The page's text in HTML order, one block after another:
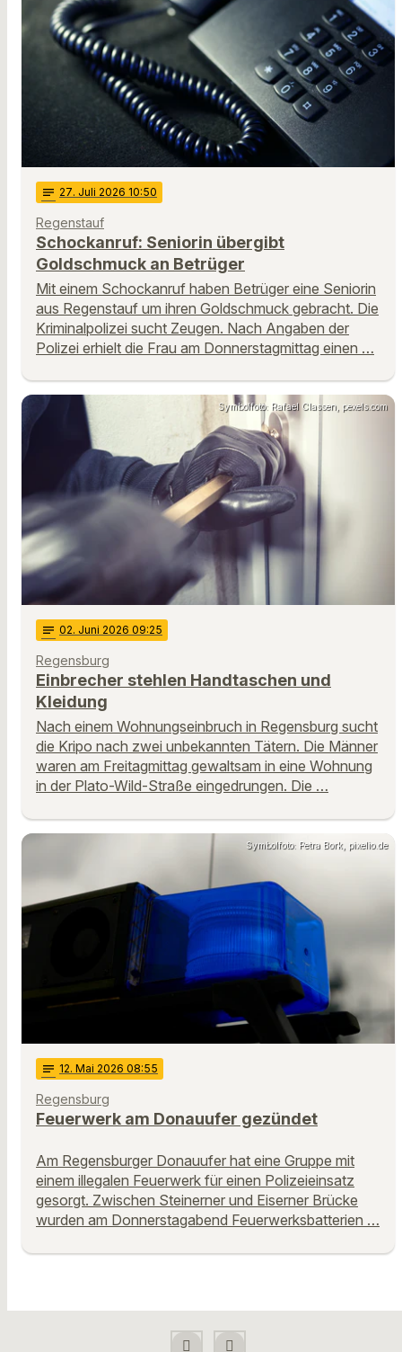
notes 27. Juli 2026 10:50
Regenstauf
Schockanruf: Seniorin übergibt
Goldschmuck an Betrüger
Mit einem Schockanruf haben Betrüger eine Seniorin
aus Regenstauf um ihren Goldschmuck gebracht. Die
Kriminalpolizei sucht Zeugen. Nach Angaben der
Polizei erhielt die Frau am Donnerstagmittag einen …
Symbolfoto: Rafael Classen, pexels.com
notes 02. Juni 2026 09:25
Regensburg
Einbrecher stehlen Handtaschen und
Kleidung
Nach einem Wohnungseinbruch in Regensburg sucht
die Kripo nach zwei unbekannten Tätern. Die Männer
waren am Freitagmittag gewaltsam in eine Wohnung
in der Plato-Wild-Straße eingedrungen. Die …
Symbolfoto: Petra Bork, pixelio.de
notes 12. Mai 2026 08:55
Regensburg
Feuerwerk am Donauufer gezündet
Am Regensburger Donauufer hat eine Gruppe mit
einem illegalen Feuerwerk für einen Polizeieinsatz
gesorgt. Zwischen Steinerner und Eiserner Brücke
wurden am Donnerstagabend Feuerwerksbatterien …